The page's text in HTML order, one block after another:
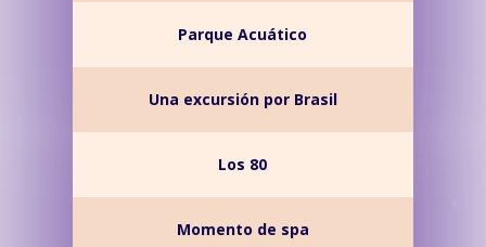
Parque Acuático
Una excursión por Brasil
Los 80
Momento de spa